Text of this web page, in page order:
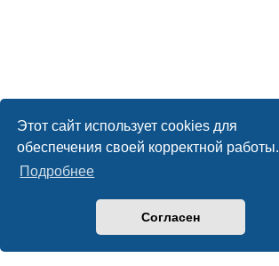
Этот сайт использует cookies для
обеспечения своей корректной работы.
Подробнее
Согласен